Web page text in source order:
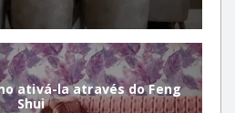
ativá-la através do Feng
Shui